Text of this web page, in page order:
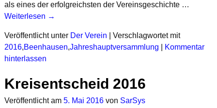
als eines der erfolgreichsten der Vereinsgeschichte …
Weiterlesen →
Veröffentlicht unter Der Verein
Verschlagwortet mit
2016,Beenhausen,Jahreshauptversammlung
Kommentar
hinterlassen
Kreisentscheid 2016
Veröffentlicht am 5. Mai 2016 von SarSys